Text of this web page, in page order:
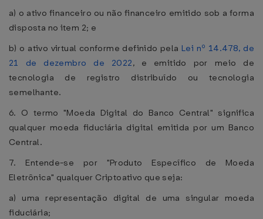
a) o ativo financeiro ou não financeiro emitido sob a forma
disposta no item 2; e
b) o ativo virtual conforme definido pela Lei nº 14.478, de
21 de dezembro de 2022, e emitido por meio de
tecnologia de registro distribuído ou tecnologia
semelhante.
6. O termo "Moeda Digital do Banco Central" significa
qualquer moeda fiduciária digital emitida por um Banco
Central.
7. Entende-se por "Produto Específico de Moeda
Eletrônica" qualquer Criptoativo que seja:
a) uma representação digital de uma singular moeda
fiduciária;